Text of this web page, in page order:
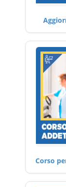
Corso